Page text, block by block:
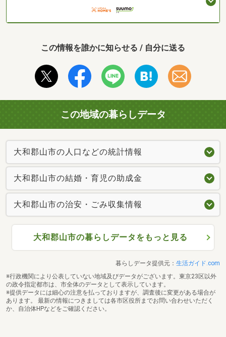
この情報を誰かに知らせる / 自分に送る
この地域の暮らしデータ
大和郡山市の人口などの統計情報
大和郡山市の結婚・育児の助成金
大和郡山市の治安・ごみ収集情報
大和郡山市の暮らしデータをもっと見る
暮らしデータ提供元： 生活ガイド.com
※行政機関により公表していない地域及びデータがございます。東京23区以外
の政令指定都市は、市全体のデータとして表示しています。
※提供データには細心の注意を払っておりますが、調査後に変更がある場合が
あります。 最新の情報につきましては各市区役所までお問い合わせいただく
か、自治体HPなどをご確認ください。